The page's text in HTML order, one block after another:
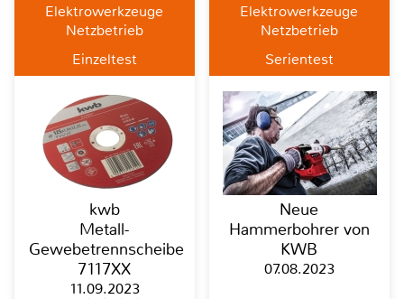
Elektrowerkzeuge
Netzbetrieb
Einzeltest
kwb
Metall-
Gewebetrennscheibe
7117XX
11.09.2023
Elektrowerkzeuge
Netzbetrieb
Serientest
Neue
Hammerbohrer von
KWB
07.08.2023